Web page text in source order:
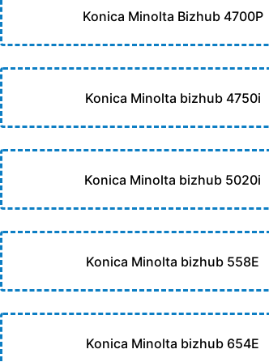
Konica Minolta Bizhub 4700P
Konica Minolta bizhub 4750i
Konica Minolta bizhub 5020i
Konica Minolta bizhub 558E
Konica Minolta bizhub 654E